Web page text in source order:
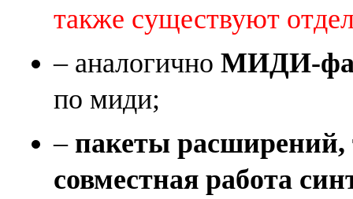
также существуют
– аналогично МИДИ-
по миди;
– пакеты
совместная работа